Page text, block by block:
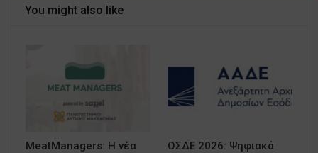
You might also like
MeatManagers: Η νέα
ΟΣΔΕ 2026: Ψηφιακά